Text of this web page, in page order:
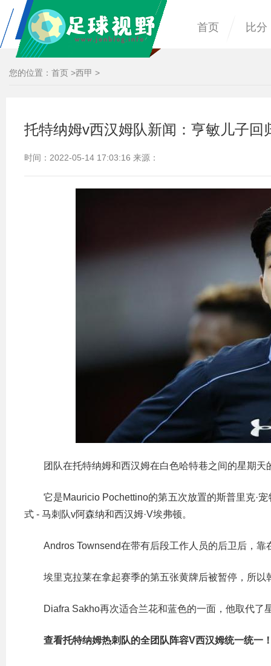
首页 比分
您的位置： 首页 >西甲 >
托特纳姆v西汉姆队新闻：亨敏儿子回
时间：2022-05-14 17:03:16 来源：
团队在托特纳姆和西汉姆在白色哈特巷之间的星期天
它是Mauricio Pochettino的第五次放置的斯普里克·
式 - 马刺队v阿森纳和西汉姆·V埃弗顿。
Andros Townsend在带有后段工作人员的后卫后，靠
埃里克拉莱在拿起赛季的第五张黄牌后被暂停，所
Diafra Sakho再次适合兰花和蓝色的一面，他取代了
查看托特纳姆热刺队的全团队阵容V西汉姆统一统一